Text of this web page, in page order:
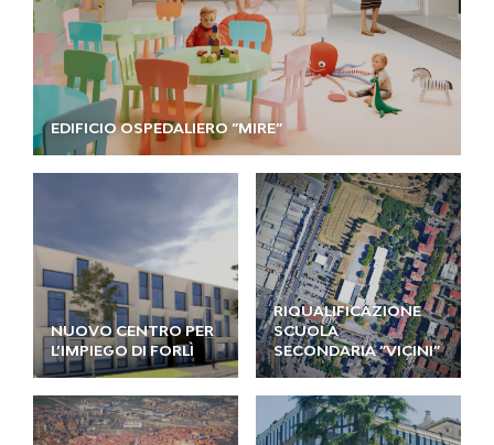
EDIFICIO OSPEDALIERO ”MIRE”
NUOVO CENTRO PER
L’IMPIEGO DI FORLÌ
RIQUALIFICAZIONE
SCUOLA
SECONDARIA ”VICINI”